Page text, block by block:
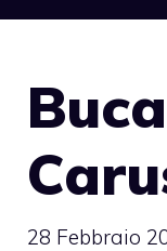
28 Febbraio